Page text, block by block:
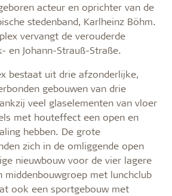
acteur en oprichter van de
stedenband, Karlheinz Böhm.
vervangt de verouderde
en Johann-Strauß-Straße.
bestaat uit drie afzonderlijke,
gebouwen van drie
veel glaselementen van vloer
met houteffect een open en
hebben. De grote
zich in de omliggende open
nieuwbouw voor de vier lagere
middenbouwgroep met lunchclub
ook een sportgebouw met